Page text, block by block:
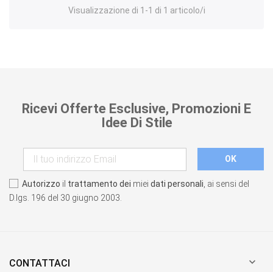
Visualizzazione di 1-1 di 1 articolo/i
Ricevi Offerte Esclusive, Promozioni E
Idee Di Stile
Autorizzo il trattamento dei miei dati personali , ai sensi del
D.lgs. 196 del 30 giugno 2003.
CONTATTACI 